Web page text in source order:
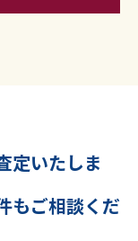
定いたしま
もご相談くだ